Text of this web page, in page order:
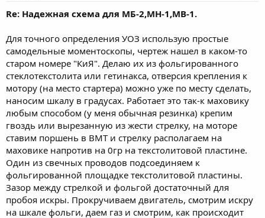
Re: Надежная схема для МБ-2,МН-1,МВ-1.
Для точного определения УОЗ использую простые
самодельные моментоскопы, чертеж нашел в каком-то
старом номере "КиЯ". Делаю их из фольгированного
стеклотекстолита или гетинакса, отверсия крепления к
мотору (на место стартера) можно уже по месту сделать,
наносим шкалу в градусах. Работает это так-к маховику
любым способом (у меня обычная резинка) крепим
гвоздь или вырезанную из жести стрелку, на моторе
ставим поршень в ВМТ и стрелку располагаем на
маховике напротив на 0гр на текстолитовой пластине.
Один из свечных проводов подсоединяем к
фольгированной площадке текстолитовой пластины.
Зазор между стрелкой и фольгой достаточный для
пробоя искры. Прокручиваем двигатель, смотрим искру
на шкале фольги, даем газ и смотрим, как происходит